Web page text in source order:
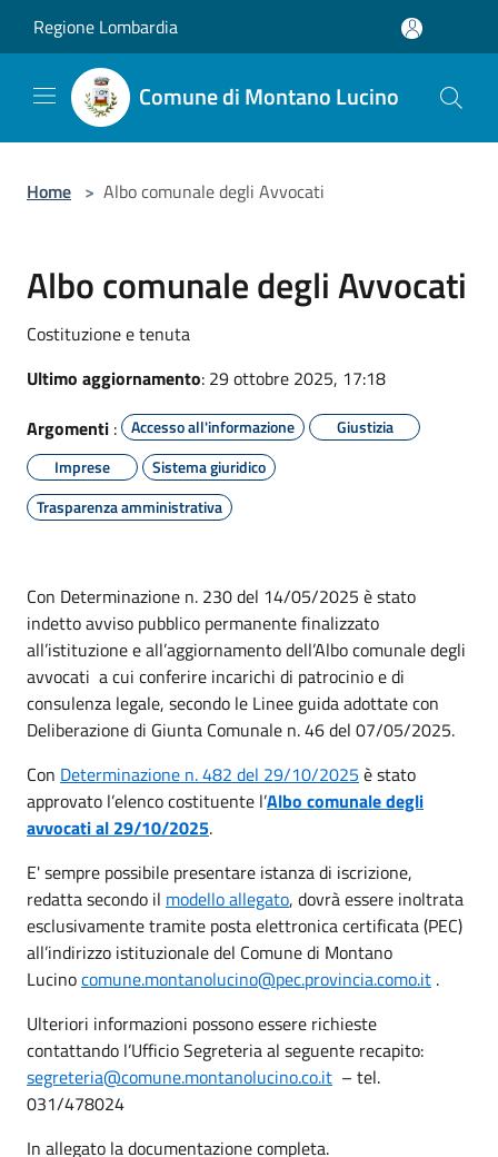
Regione Lombardia
Comune di Montano Lucino
Home > Albo comunale degli Avvocati
Albo comunale degli Avvocati
Costituzione e tenuta
Ultimo aggiornamento: 29 ottobre 2025, 17:18
Argomenti : Accesso all'informazione
Giustizia
Imprese
Sistema giuridico
Trasparenza amministrativa
Con Determinazione n. 230 del 14/05/2025 è stato
indetto avviso pubblico permanente finalizzato
all’istituzione e all’aggiornamento dell’Albo comunale degli
avvocati a cui conferire incarichi di patrocinio e di
consulenza legale, secondo le Linee guida adottate con
Deliberazione di Giunta Comunale n. 46 del 07/05/2025.
Con Determinazione n. 482 del 29/10/2025 è stato
approvato l’elenco costituente l’Albo comunale degli
avvocati al 29/10/2025.
E' sempre possibile presentare istanza di iscrizione,
redatta secondo il modello allegato, dovrà essere inoltrata
esclusivamente tramite posta elettronica certificata (PEC)
all’indirizzo istituzionale del Comune di Montano
Lucinocomune.montanolucino@pec.provincia.como.it .
Ulteriori informazioni possono essere richieste
contattando l’Ufficio Segreteria al seguente recapito:
segreteria@comune.montanolucino.co.it – tel.
031/478024
In allegato la documentazione completa.